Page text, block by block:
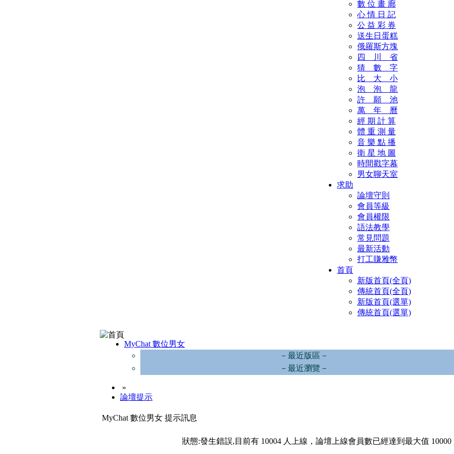
數 位 畫 廊
心 情 日 記
公 益 彩 券
送生日蛋糕
俄羅斯方塊
四 川 省
猜 數 字
比 大 小
泡 泡 龍
許 願 池
萬 年 曆
經 期 計 算
體 重 測 量
音 樂 點 播
衛 星 地 圖
時間戳字幕
男女聊天室
求助
論壇守則
會員等級
會員權限
語法教學
常見問題
最新活動
打工賺雅幣
首頁
新版首頁(全頁)
傳統首頁(全頁)
新版首頁(選單)
傳統首頁(選單)
MyChat 數位男女
－最近版區－
－最近瀏覽－
»
論壇提示
MyChat 數位男女 提示訊息
狀態:發生錯誤,目前有 10004 人上線，論壇上線會員數已經達到最大值